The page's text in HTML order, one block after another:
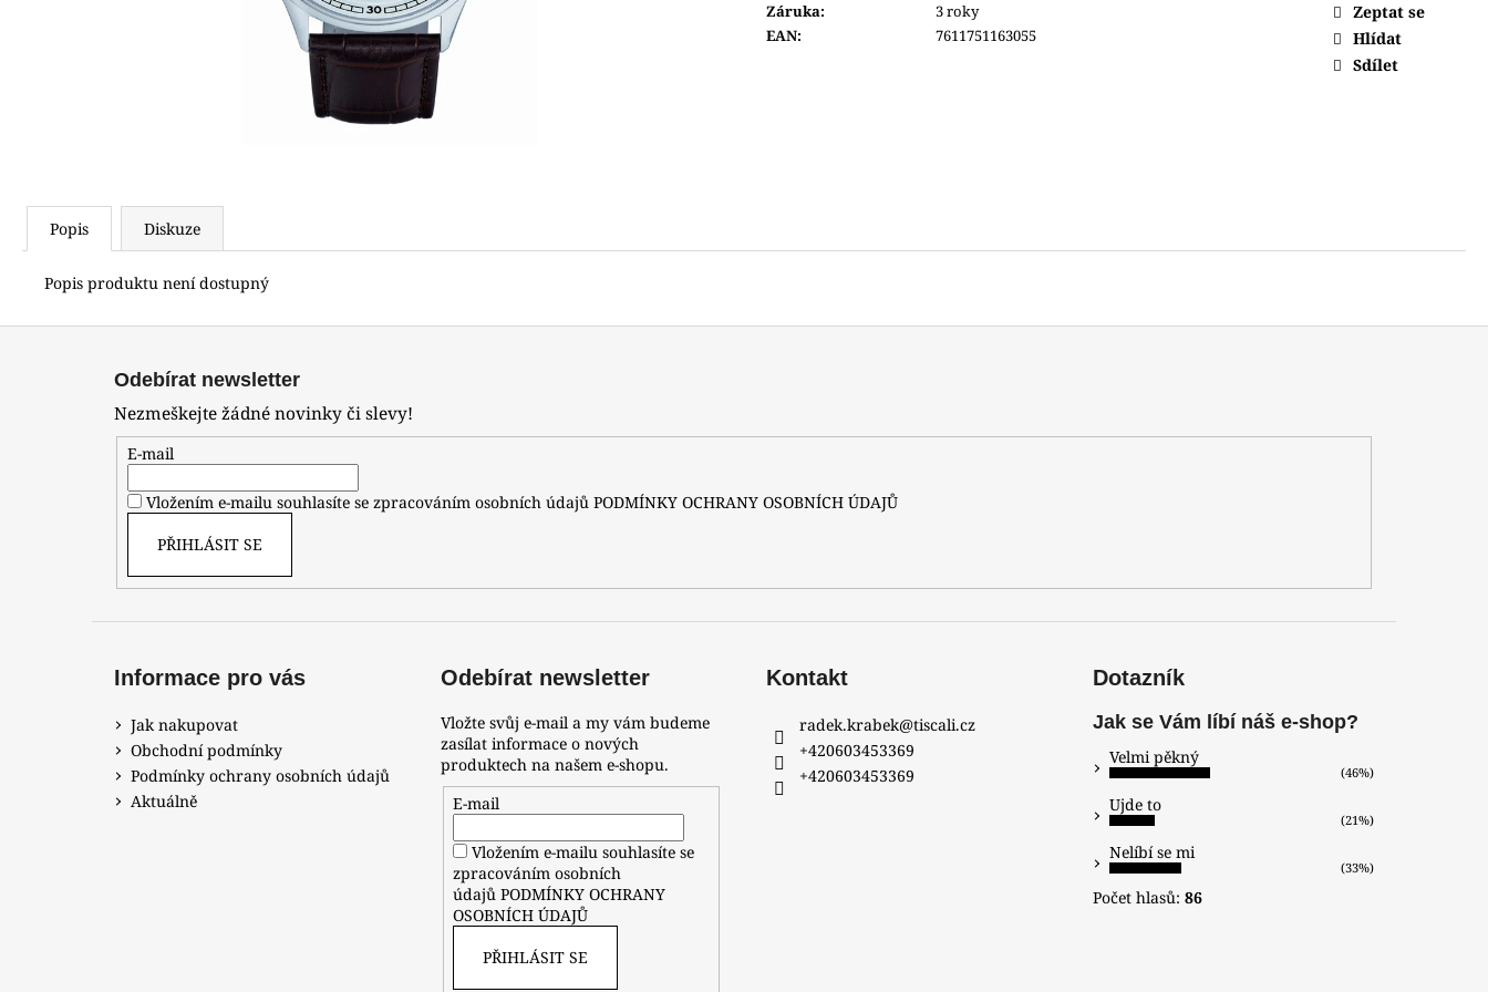
Záruka:
3 roky
EAN: 7611751163055
Zeptat se
Hlídat
Sdílet
Popis Diskuze
Popis produktu není dostupný
Odebírat newsletter
Nezmeškejte žádné novinky či slevy!
E-mail
Vložením e-mailu souhlasíte se zpracováním osobních údajů PODMÍNKY OCHRANY OSOBNÍCH ÚDAJŮ
PŘIHLÁSIT SE
Informace pro vás
Jak nakupovat
Obchodní podmínky
Podmínky ochrany osobních údajů
Aktuálně
Odebírat newsletter
Vložte svůj e-mail a my vám budeme
zasílat informace o nových
produktech na našem e-shopu.
E-mail
Vložením e-mailu souhlasíte se
zpracováním osobních
údajůPODMÍNKY OCHRANY
OSOBNÍCH ÚDAJŮ
PŘIHLÁSIT SE
Kontakt
radek.krabek@tiscali.cz
+420603453369
+420603453369
Dotazník
Jak se Vám líbí náš e-shop?
Velmi pěkný
(46%)
Ujde to
(21%)
Nelíbí se mi
(33%)
Počet hlasů: 86